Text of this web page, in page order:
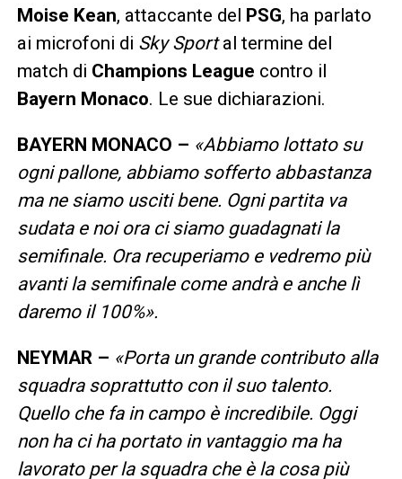
Moise Kean, attaccante del PSG, ha parlato
ai microfoni di Sky Sportal termine del
match di Champions League contro il
Bayern Monaco. Le sue dichiarazioni.
BAYERN MONACO – «Abbiamo lottato su
ogni pallone, abbiamo sofferto abbastanza
ma ne siamo usciti bene. Ogni partita va
sudata e noi ora ci siamo guadagnati la
semifinale. Ora recuperiamo e vedremo più
avanti la semifinale come andrà e anche lì
daremo il 100%».
NEYMAR – «Porta un grande contributo alla
squadra soprattutto con il suo talento.
Quello che fa in campo è incredibile. Oggi
non ha ci ha portato in vantaggio ma ha
lavorato per la squadra che è la cosa più